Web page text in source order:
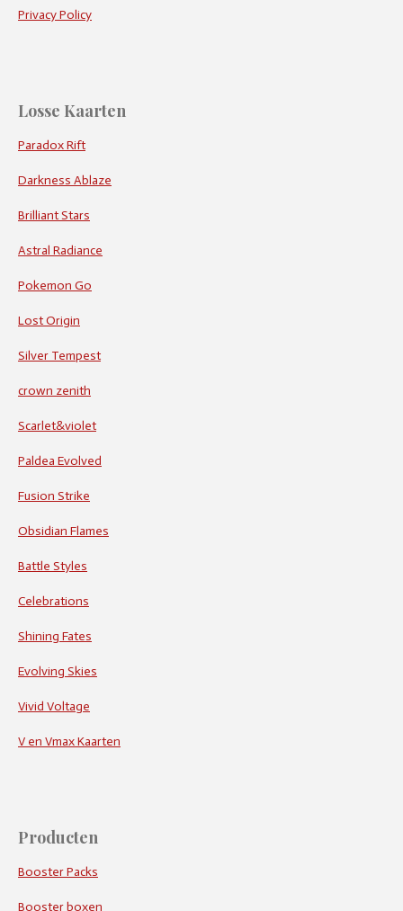
Privacy Policy
Losse Kaarten
Paradox Rift
Darkness Ablaze
Brilliant Stars
Astral Radiance
Pokemon Go
Lost Origin
Silver Tempest
crown zenith
Scarlet&violet
Paldea Evolved
Fusion Strike
Obsidian Flames
Battle Styles
Celebrations
Shining Fates
Evolving Skies
Vivid Voltage
V en Vmax Kaarten
Producten
Booster Packs
Booster boxen